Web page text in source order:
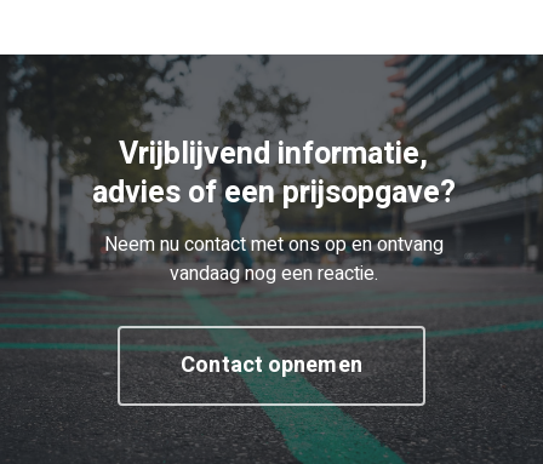
Vrijblijvend informatie,
advies of een prijsopgave?
Neem nu contact met ons op en ontvang
vandaag nog een reactie.
Contact opnemen